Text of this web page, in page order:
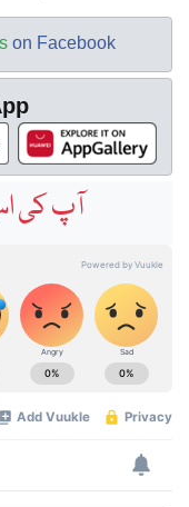
on Facebook
آپ کی